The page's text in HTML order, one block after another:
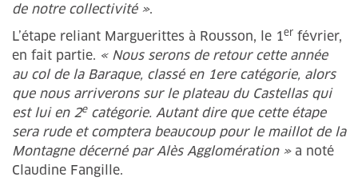
de notre collectivité ».
L’étape reliant Marguerittes à Rousson, le 1er février,
en fait partie. « Nous serons de retour cette année
au col de la Baraque, classé en 1ere catégorie, alors
que nous arriverons sur le plateau du Castellas qui
est lui en 2ecatégorie. Autant dire que cette étape
sera rude et comptera beaucoup pour le maillot de la
Montagne décerné par Alès Agglomération »a noté
Claudine Fangille.